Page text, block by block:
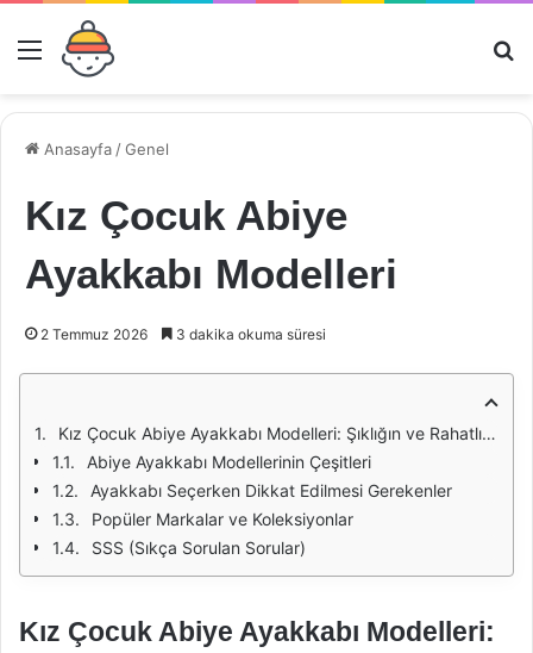
Menü
Anasayfa /Genel
Kız Çocuk Abiye
Ayakkabı Modelleri
2 Temmuz 2026 3 dakika okuma süresi
Kız Çocuk Abiye Ayakkabı Modelleri: Şıklığın ve Rahatlığın Buluştuğu Nokta
Abiye Ayakkabı Modellerinin Çeşitleri
Ayakkabı Seçerken Dikkat Edilmesi Gerekenler
Popüler Markalar ve Koleksiyonlar
SSS (Sıkça Sorulan Sorular)
Kız Çocuk Abiye Ayakkabı Modelleri: